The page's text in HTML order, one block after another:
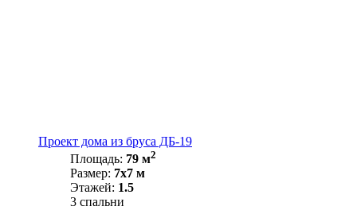
Проект дома из бруса ДБ-19
Площадь: 79 м2
Размер: 7х7 м
Этажей: 1.5
3 спальни